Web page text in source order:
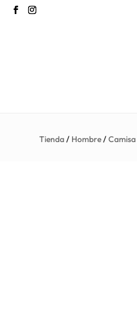
Tienda/ Hombre/Camisa